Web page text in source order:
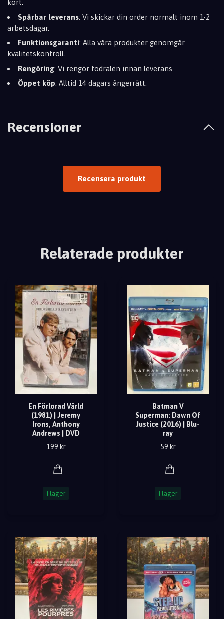
kort.
Spårbar leverans: Vi skickar din order normalt inom 1-2
arbetsdagar.
Funktionsgaranti: Alla våra produkter genomgår
kvalitetskontroll.
Rengöring: Vi rengör fodralen innan leverans.
Öppet köp: Alltid 14 dagars ångerrätt.
Recensioner
Recensera produkt
Relaterade produkter
En Förlorad Värld
(1981) | Jeremy
Irons, Anthony
Andrews | DVD
199 kr
I lager
Batman V
Superman: Dawn Of
Justice (2016) | Blu-
ray
59 kr
I lager